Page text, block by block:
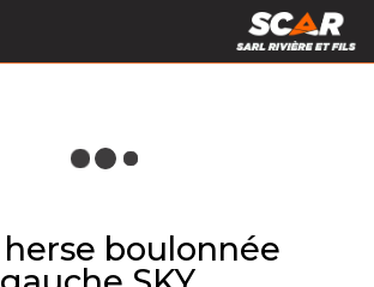
boulonnée